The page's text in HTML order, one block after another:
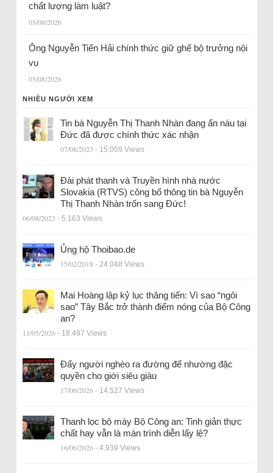
chất lượng làm luật?
05/08/2026
Ông Nguyễn Tiến Hải chính thức giữ ghế bộ trưởng nội
vụ
05/08/2026
NHIỀU NGƯỜI XEM
Tin bà Nguyễn Thị Thanh Nhàn đang ẩn náu tại
Đức đã được chính thức xác nhận
07/08/2023 - 15.059 Views
Đài phát thanh và Truyền hình nhà nước
Slovakia (RTVS) công bố thông tin bà Nguyễn
Thị Thanh Nhàn trốn sang Đức!
06/08/2023 - 5.163 Views
Ủng hộ Thoibao.de
15/02/2018 - 24.048 Views
Mai Hoàng lập kỷ lục thăng tiến: Vì sao “ngôi
sao” Tây Bắc trở thành điểm nóng của Bộ Công
an?
11/05/2026 - 18.497 Views
Đẩy người nghèo ra đường để nhường đặc
quyền cho giới siêu giàu
17/06/2026 - 14.527 Views
Thanh lọc bộ máy Bộ Công an: Tinh giản thực
chất hay vẫn là màn trình diễn lấy lệ?
16/06/2026 - 4.939 Views